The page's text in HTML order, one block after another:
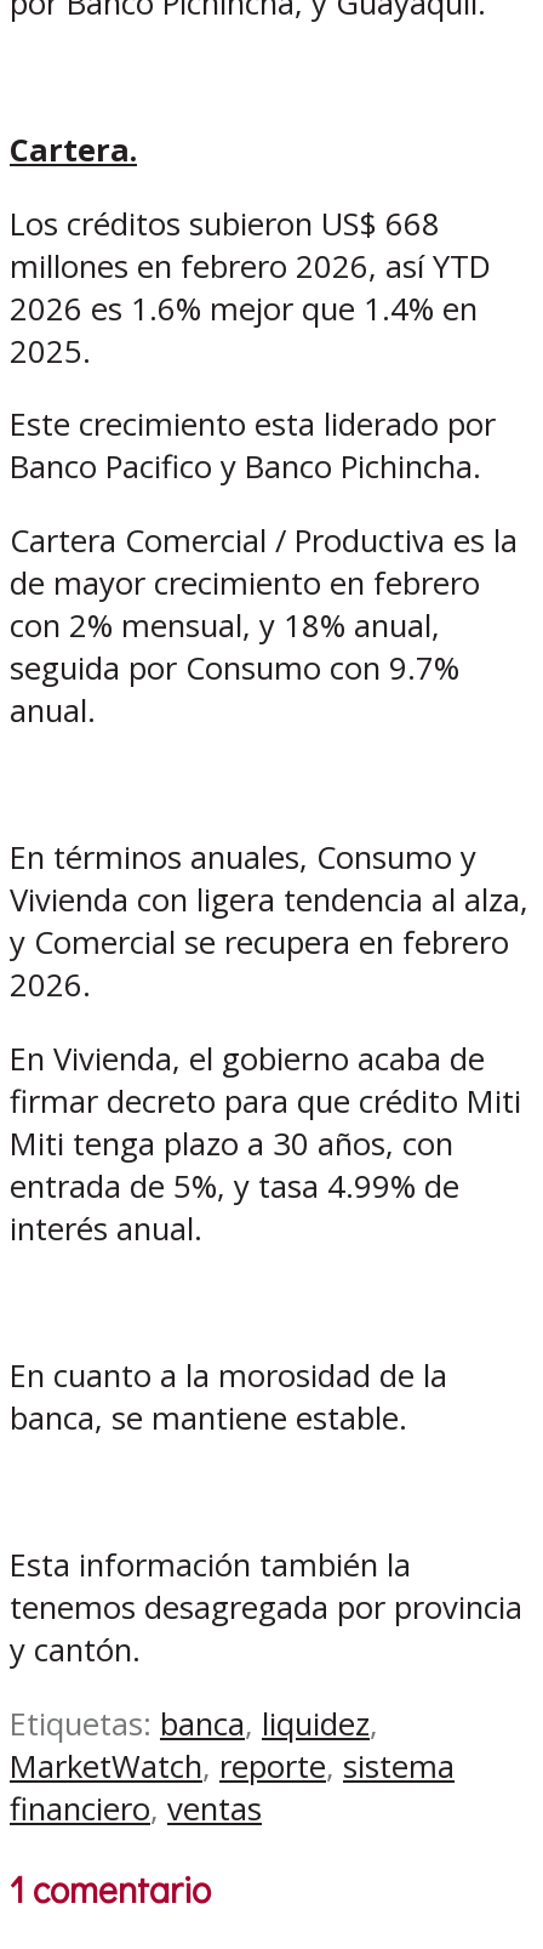
Cartera.
Los créditos subieron US$ 668
millones en febrero 2026, así YTD
2026 es 1.6% mejor que 1.4% en
2025.
Este crecimiento esta liderado por
Banco Pacifico y Banco Pichincha.
Cartera Comercial / Productiva es la
de mayor crecimiento en febrero
con 2% mensual, y 18% anual,
seguida por Consumo con 9.7%
anual.
En términos anuales, Consumo y
Vivienda con ligera tendencia al alza,
y Comercial se recupera en febrero
2026.
En Vivienda, el gobierno acaba de
firmar decreto para que crédito Miti
Miti tenga plazo a 30 años, con
entrada de 5%, y tasa 4.99% de
interés anual.
En cuanto a la morosidad de la
banca, se mantiene estable.
Esta información también la
tenemos desagregada por provincia
y cantón.
Etiquetas: banca, liquidez,
MarketWatch, reporte, sistema
financiero, ventas
1 comentario